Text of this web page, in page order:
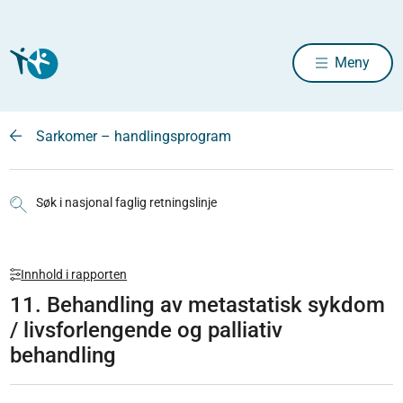
Meny
Sarkomer – handlingsprogram
Søk i nasjonal faglig retningslinje
Innhold i rapporten
11. Behandling av metastatisk sykdom
/ livsforlengende og palliativ
behandling